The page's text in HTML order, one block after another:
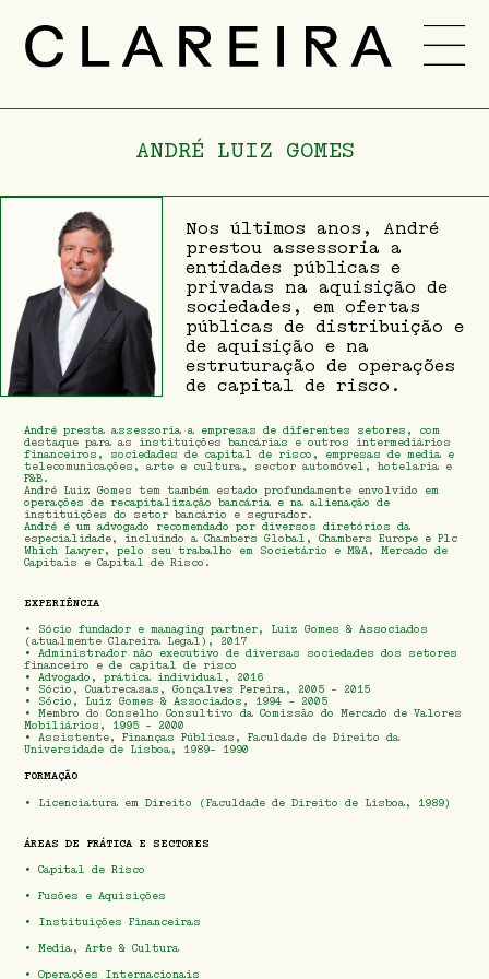
EQUIPA
CARREIRA
NOVIDADES
PT
- ENG
ANDRÉ LUIZ GOMES
Nos últimos anos, André
prestou assessoria a
entidades públicas e
privadas na aquisição de
sociedades, em ofertas
públicas de distribuição e
de aquisição e na
estruturação de operações
de capital de risco.
André presta assessoria a empresas de diferentes setores, com
destaque para as instituições bancárias e outros intermediários
financeiros, sociedades de capital de risco, empresas de media e
telecomunicações, arte e cultura, sector automóvel, hotelaria e
F&B.
André Luiz Gomes tem também estado profundamente envolvido em
operações de recapitalização bancária e na alienação de
instituições do setor bancário e segurador.
André é um advogado recomendado por diversos diretórios da
especialidade, incluindo a Chambers Global, Chambers Europe e Plc
Which Lawyer, pelo seu trabalho em Societário e M&A, Mercado de
Capitais e Capital de Risco.
EXPERIÊNCIA
• Sócio fundador e managing partner, Luiz Gomes & Associados
(atualmente Clareira Legal), 2017
• Administrador não executivo de diversas sociedades dos setores
financeiro e de capital de risco
• Advogado, prática individual, 2016
• Sócio, Cuatrecasas, Gonçalves Pereira, 2005 - 2015
• Sócio, Luiz Gomes & Associados, 1994 - 2005
• Membro do Conselho Consultivo da Comissão do Mercado de Valores
Mobiliários, 1995 - 2000
• Assistente, Finanças Públicas, Faculdade de Direito da
Universidade de Lisboa, 1989- 1990
FORMAÇÃO
• Licenciatura em Direito (Faculdade de Direito de Lisboa, 1989)
ÁREAS DE PRÁTICA E SECTORES
•Capital de Risco
•Fusões e Aquisições
• Instituições Financeiras
•Media, Arte & Cultura
•Operações Internacionais